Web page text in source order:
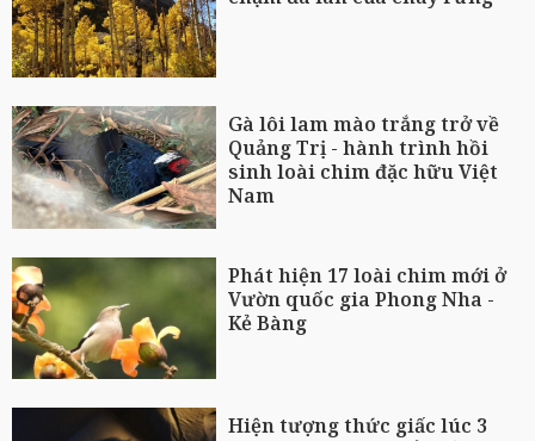
Gà lôi lam mào trắng trở về
Quảng Trị - hành trình hồi
sinh loài chim đặc hữu Việt
Nam
Phát hiện 17 loài chim mới ở
Vườn quốc gia Phong Nha -
Kẻ Bàng
Hiện tượng thức giấc lúc 3